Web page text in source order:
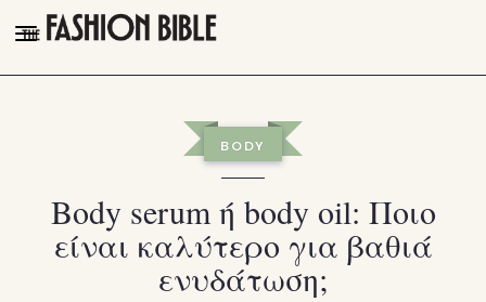
THE FASHION BIBLE
TALK OF THE TOWN
PLEASURES
BODY
Body serum ή body oil: Ποιο
είναι καλύτερο για βαθιά
ενυδάτωση;